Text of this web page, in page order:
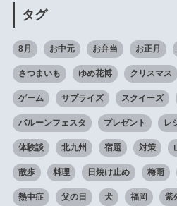
タグ
8月 お中元 お弁当 お正月
さつまいも ゆめ花博 クリスマス
ゲーム サプライズ スクイーズ
バルーンフェスタ プレゼント レ
体験談 北九州 宿題 対策
散歩 料理 日焼け止め 梅雨
熱中症 父の日 犬 福岡 紫